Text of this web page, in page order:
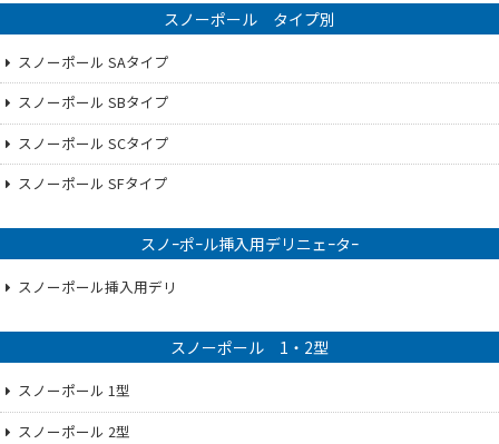
スノーポール タイプ別
スノーポール SAタイプ
スノーポール SBタイプ
スノーポール SCタイプ
スノーポール SFタイプ
スノｰポｰル挿入用デリニェｰタｰ
スノーポール挿入用デリ
スノーポール 1・2型
スノーポール 1型
スノーポール 2型